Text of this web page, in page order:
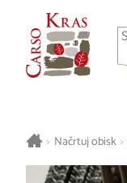
> Načrtuj obisk >